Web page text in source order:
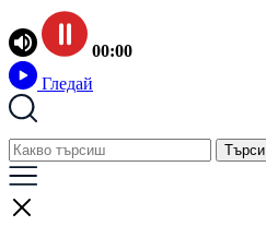
00:00
Гледай